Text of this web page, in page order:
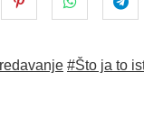
#Što ja to